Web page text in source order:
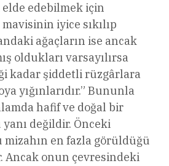
edebilmek için
iyice sıkılıp
ağaçların ise ancak
oldukları varsayılırsa
kadar şiddetli rüzgârlara
yığınlarıdır.” Bununla
hafif ve doğal bir
değildir. Önceki
mizahın en fazla görüldüğü
Ancak onun çevresindeki